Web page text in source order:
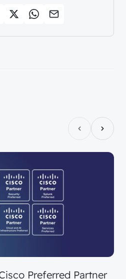
Preferred Partner